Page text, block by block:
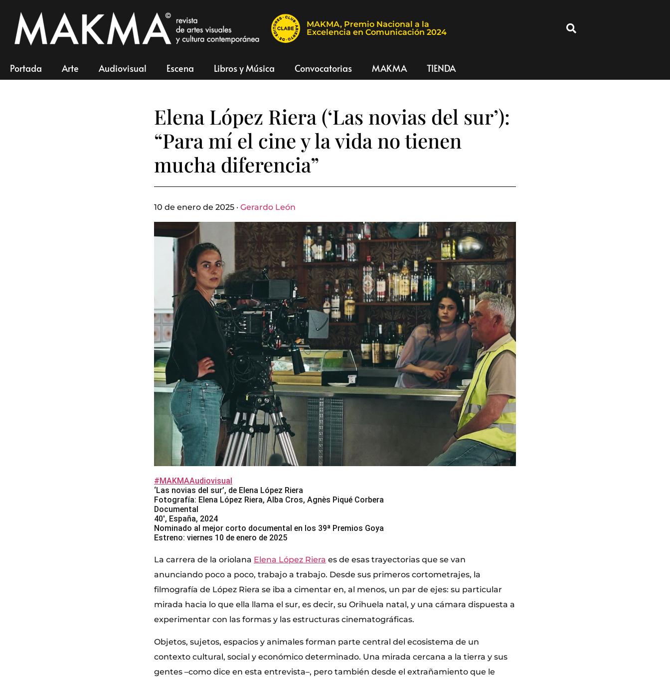
MAKMA, Premio Nacional a la
Excelencia en Comunicación 2024
Portada Arte Audiovisual Escena Libros y Música Convocatorias MAKMA TIENDA
Elena López Riera (‘Las novias del sur’):
“Para mí el cine y la vida no tienen
mucha diferencia”
10 de enero de 2025 · Gerardo León
#MAKMAAudiovisual
‘Las novias del sur’, de Elena López Riera
Fotografía: Elena López Riera, Alba Cros, Agnès Piqué Corbera
Documental
40′, España, 2024
Nominado al mejor corto documental en los 39ª Premios Goya
Estreno: viernes 10 de enero de 2025
La carrera de la oriolana Elena López Riera es de esas trayectorias que se van
anunciando poco a poco, trabajo a trabajo. Desde sus primeros cortometrajes, la
filmografía de López Riera se iba a cimentar en, al menos, un par de ejes: su particular
mirada hacia lo que ella llama el sur, es decir, su Orihuela natal, y una cámara dispuesta a
experimentar con las formas y las estructuras cinematográficas.
Objetos, sujetos, espacios y animales forman parte central del ecosistema de un
contexto cultural, social y económico determinado. Una mirada cercana a la tierra y sus
gentes –como dice en esta entrevista–, pero también desde el extrañamiento que le